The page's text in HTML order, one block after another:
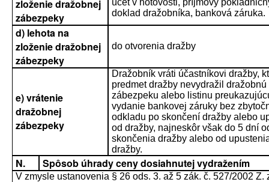
zloženie dražobnej
zábezpeky
účet v hotovosti, príjmový
doklad dražobníka, banková záruka.
d) lehota na
zloženie dražobnej
zábezpeky
do otvorenia dražby
e) vrátenie
dražobnej
zábezpeky
Dražobník vráti účastníkovi dražby,
predmet dražby nevydražil dražobnú
zábezpeku alebo listinu
vydanie bankovej záruky bez
odkladu po skončení dražby alebo
od dražby, najneskôr však do 5 dní
skončenia dražby alebo od
dražby.
N. Spôsob úhrady ceny dosiahnutej vydražením
V zmysle ustanovenia § 26 ods. 3. až 5 zák. č. 527/2002 Z.